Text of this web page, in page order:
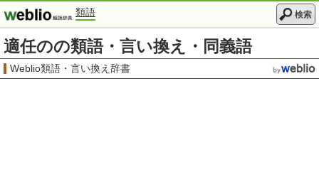
類語 検索
適任のの類語・言い換え・同義語
Weblio類語・言い換え辞書